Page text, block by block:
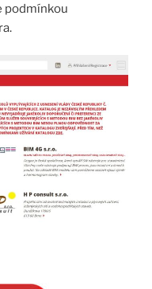
podmínkou